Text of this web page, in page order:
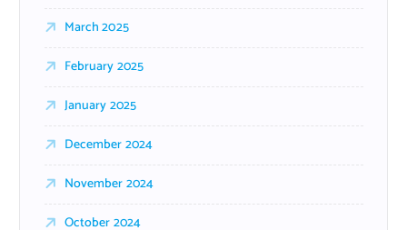
March 2025
February 2025
January 2025
December 2024
November 2024
October 2024